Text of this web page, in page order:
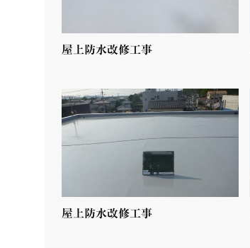
屋上防水改修工事
屋上防水改修工事